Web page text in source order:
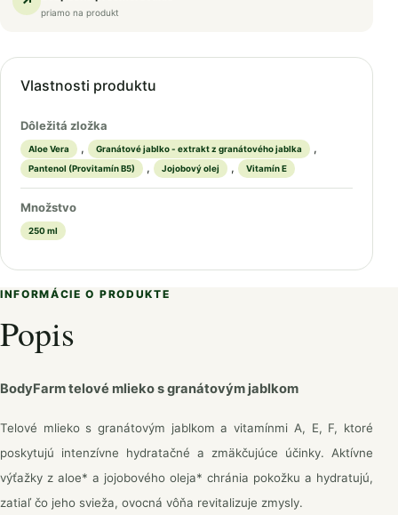
priamo na produkt
Vlastnosti produktu
Dôležitá zložka
Aloe Vera , Granátové jablko - extrakt z granátového jablka ,
Pantenol (Provitamín B5) , Jojobový olej , Vitamín E
Množstvo
250 ml
INFORMÁCIE O PRODUKTE
Popis
BodyFarm telové mlieko s granátovým jablkom
Telové mlieko s granátovým jablkom a vitamínmi A, E, F, ktoré
poskytujú intenzívne hydratačné a zmäkčujúce účinky. Aktívne
výťažky z aloe* a jojobového oleja* chránia pokožku a hydratujú,
zatiaľ čo jeho svieža, ovocná vôňa revitalizuje zmysly.